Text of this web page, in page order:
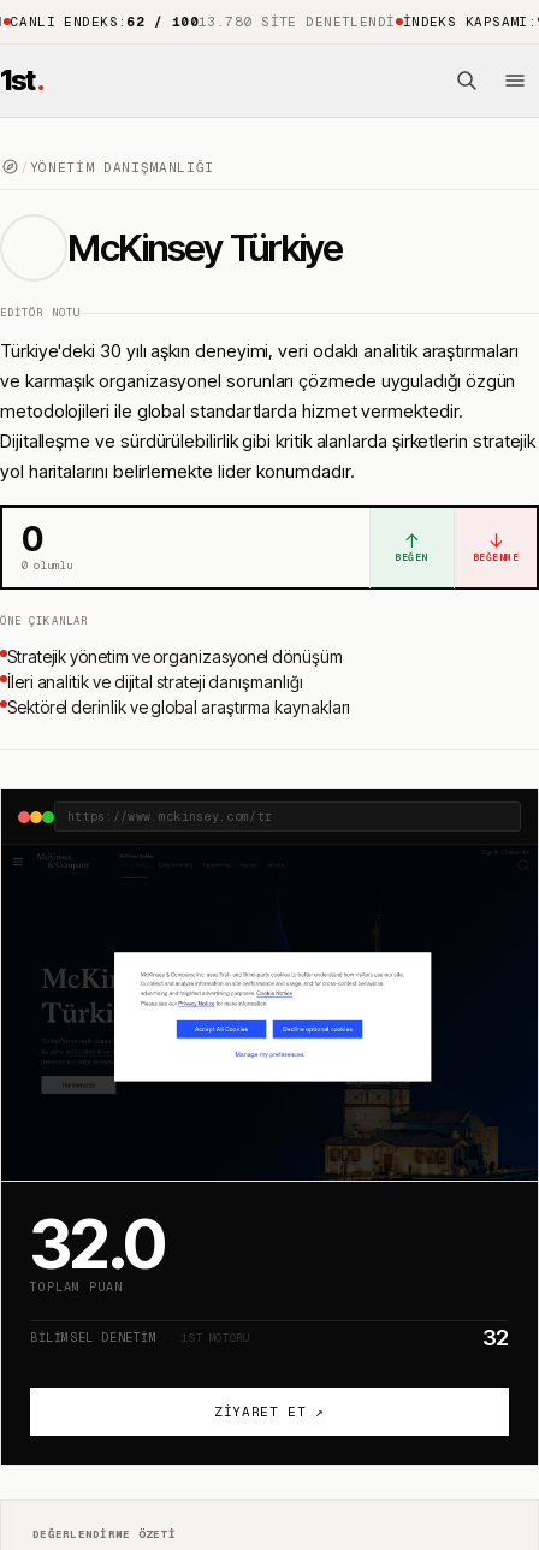
ENDEKS :62 / 100 13.780 SITE DENETLENDI İNDEKS KAPSAMI:%88
1st.
/ YÖNETIM DANIŞMANLIĞI
McKinsey Türkiye
EDITÖR NOTU
Türkiye'deki 30 yılı aşkın deneyimi, veri odaklı analitik araştırmaları
ve karmaşık organizasyonel sorunları çözmede uyguladığı özgün
metodolojileri ile global standartlarda hizmet vermektedir.
Dijitalleşme ve sürdürülebilirlik gibi kritik alanlarda şirketlerin stratejik
yol haritalarını belirlemekte lider konumdadır.
0
0olumlu
↑
BEĞEN
↓
BEĞENME
ÖNE ÇIKANLAR
Stratejik yönetim ve organizasyonel dönüşüm
İleri analitik ve dijital strateji danışmanlığı
Sektörel derinlik ve global araştırma kaynakları
https://www.mckinsey.com/tr
32.0
TOPLAM PUAN
BILIMSEL DENETIM · 1ST MOTORU 32
ZIYARET ET ↗
DEĞERLENDIRME ÖZETI